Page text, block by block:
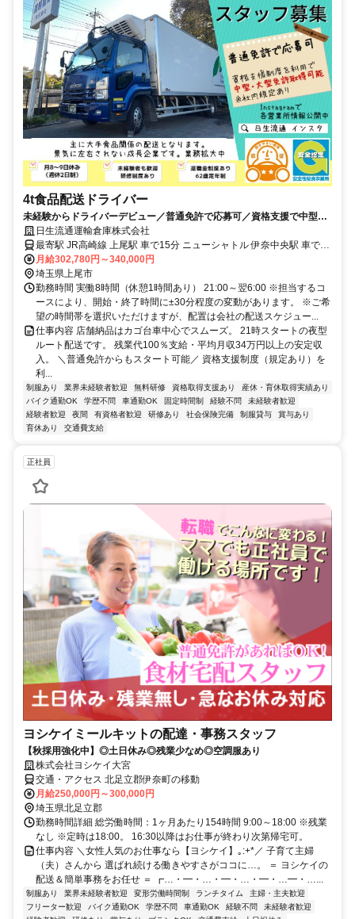
4t食品配送ドライバー
未経験からドライバーデビュー／普通免許で応募可／資格支援で中型免
許取得可／月8～9日休み
日生流通運輸倉庫株式会社
最寄駅 JR高崎線 上尾駅 車で15分 ニューシャトル 伊奈中央駅 車で10
分
月給302,780円～340,000円
埼玉県上尾市
勤務時間 実働8時間（休憩1時間あり） 21:00～翌6:00 ※担当するコ
ースにより、開始・終了時間に±30分程度の変動があります。 ※ご希
望の時間帯を選択いただけますが、配置は会社の配送スケジュー...
仕事内容 店舗納品はカゴ台車中心でスムーズ。 21時スタートの夜型
ルート配送です。 残業代100％支給・平均月収34万円以上の安定収
入。 ＼普通免許からもスタート可能／ 資格支援制度（規定あり）を
利...
制服あり 業界未経験者歓迎 無料研修 資格取得支援あり
産休・育休取得実績あり
バイク通勤OK
学歴不問 車通勤OK 固定時間制 経験不問
未経験者歓迎
経験者歓迎
夜間 有資格者歓迎 研修あり 社会保険完備 制服貸与
賞与あり
育休あり
交通費支給
正社員
ヨシケイミールキットの配達・事務スタッフ
【秋採用強化中】◎土日休み◎残業少なめ◎空調服あり
株式会社ヨシケイ大宮
交通・アクセス 北足立郡伊奈町の移動
月給250,000円～300,000円
埼玉県北足立郡
勤務時間詳細 総労働時間：1ヶ月あたり154時間 9:00～18:00 ※残業
なし ※定時は18:00。 16:30以降はお仕事が終わり次第帰宅可。
仕事内容 ＼女性人気のお仕事なら【ヨシケイ】｡:+*／ 子育て主婦
（夫）さんから 選ばれ続ける働きやすさがココに…。 ＝ ヨシケイの
配送＆簡単事務をお任せ ＝ ┏…・━・…・━・…・━・…━・…...
制服あり 業界未経験者歓迎 変形労働時間制 ランチタイム
主婦・主夫歓迎
フリーター歓迎
バイク通勤OK 学歴不問 車通勤OK 経験不問
未経験者歓迎